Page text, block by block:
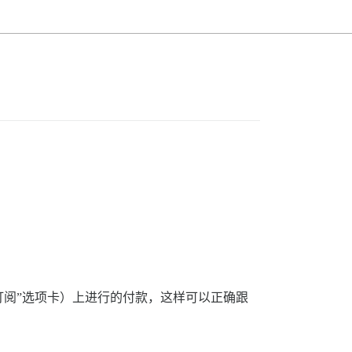
”选项卡）上进行的付款，这样可以正确跟